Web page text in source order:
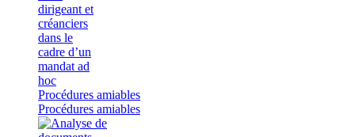
Procédures amiables
Procédures amiables